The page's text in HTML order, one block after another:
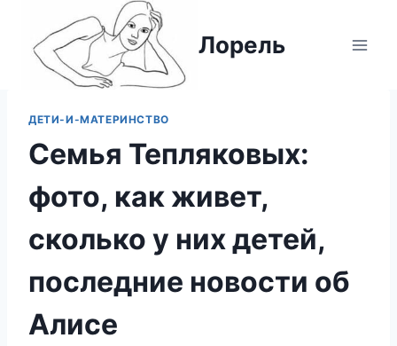
содержимому
Лорель
ДЕТИ-И-МАТЕРИНСТВО
Семья Тепляковых:
фото, как живет,
сколько у них детей,
последние новости об
Алисе